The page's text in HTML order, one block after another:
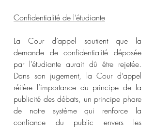
Confidentialité de l’étudiante
La Cour d’appel soutient que la
demande de confidentialité déposée
par l’étudiante aurait dû être rejetée.
Dans son jugement, la Cour d’appel
réitère l’importance du principe de la
publicité des débats, un principe phare
de notre système qui renforce la
confiance du public envers les